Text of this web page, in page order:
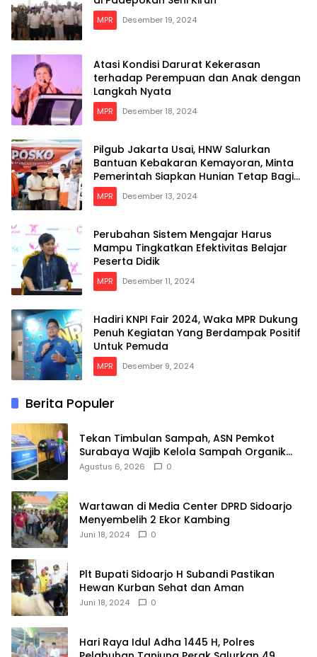
MPR Desember 19, 2024
Atasi Kondisi Darurat Kekerasan
terhadap Perempuan dan Anak dengan
Langkah Nyata
MPR Desember 18, 2024
Pilgub Jakarta Usai, HNW Salurkan
Bantuan Kebakaran Kemayoran, Minta
Pemerintah Siapkan Hunian Tetap Bagi
Para Korban
MPR Desember 13, 2024
Perubahan Sistem Mengajar Harus
Mampu Tingkatkan Efektivitas Belajar
Peserta Didik
MPR Desember 11, 2024
Hadiri KNPI Fair 2024, Waka MPR Dukung
Penuh Kegiatan Yang Berdampak Positif
Untuk Pemuda
MPR Desember 9, 2024
Berita Populer
Tekan Timbulan Sampah, ASN Pemkot
Surabaya Wajib Kelola Sampah Organik
dari Rumah
Agustus 6, 2026 0
Wartawan di Media Center DPRD Sidoarjo
Menyembelih 2 Ekor Kambing
Juni 18, 2024 0
Plt Bupati Sidoarjo H Subandi Pastikan
Hewan Kurban Sehat dan Aman
Juni 18, 2024 0
Hari Raya Idul Adha 1445 H, Polres